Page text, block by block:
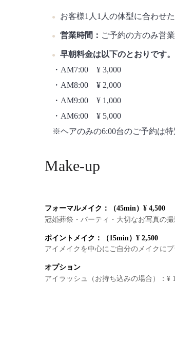
お客様1人1人の体型に合わせ
営業時間： ご予約の方のみ営
早朝料金は以下のとおりです。
・AM7:00 ¥ 3,000
・AM8:00 ¥ 2,000
・AM9:00 ¥ 1,000
・AM6:00 ¥ 5,000
※ヘアのみの6:00台のご予約は
Make-up
フォーマルメイク：（45min） ¥ 4,500
冠婚葬祭・パーティ・大切なお写真の
ポイントメイク：（15min） ¥ 2,500
アイメイクを中心にご自分のメイクにプ
オプション
アイラッシュ（お持ち込みの場合）： ¥